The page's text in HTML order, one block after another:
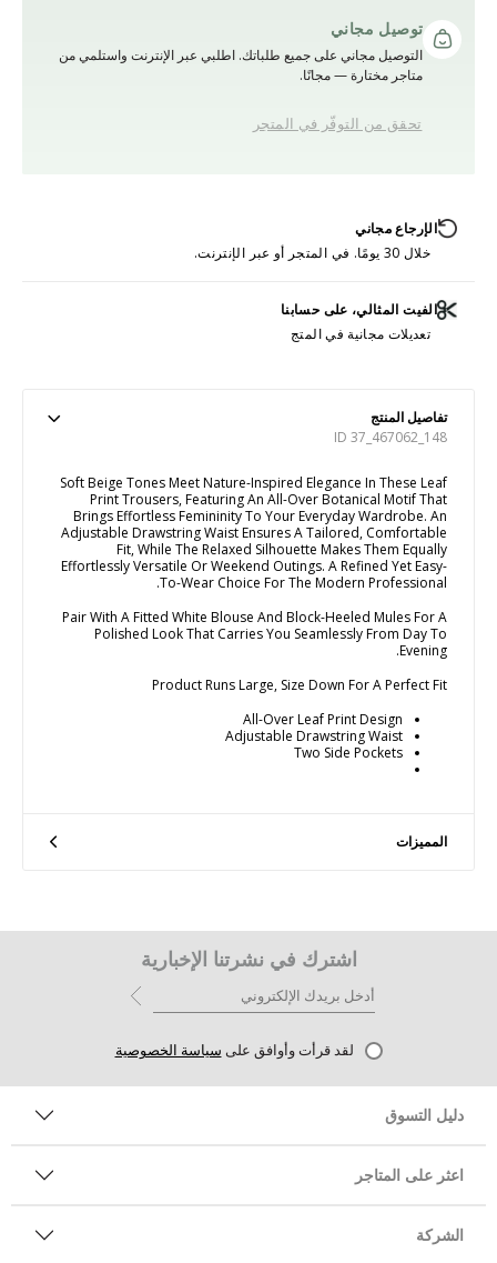
توصيل مجاني
التوصيل مجاني على جميع طلباتك. اطلبي عبر الإنترنت واستلمي من
متاجر مختارة — مجانًا.
تحقق من التوفّر في المتجر
الإرجاع مجاني
خلال 30 يومًا. في المتجر أو عبر الإنترنت.
الفيت المثالي، على حسابنا
تعديلات مجانية في المتج
تفاصيل المنتج
ID 37_467062_148
Soft Beige Tones Meet Nature-Inspired Elegance In These Leaf
Print Trousers, Featuring An All-Over Botanical Motif That
Brings Effortless Femininity To Your Everyday Wardrobe. An
Adjustable Drawstring Waist Ensures A Tailored, Comfortable
Fit, While The Relaxed Silhouette Makes Them Equally
Effortlessly Versatile Or Weekend Outings. A Refined Yet Easy-
To-Wear Choice For The Modern Professional.
Pair With A Fitted White Blouse And Block-Heeled Mules For A
Polished Look That Carries You Seamlessly From Day To
Evening.
Product Runs Large, Size Down For A Perfect Fit
All-Over Leaf Print Design
Adjustable Drawstring Waist
Two Side Pockets
المميزات
اشترك في نشرتنا الإخبارية
لقد قرأت وأوافق على سياسة الخصوصية
دليل التسوق
اعثر على المتاجر
الشركة